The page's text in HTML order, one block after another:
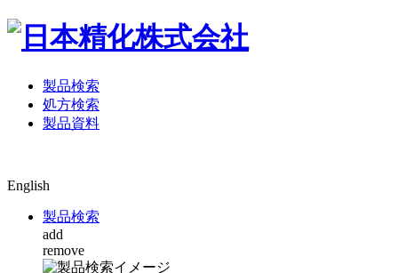
製品検索
処方検索
製品資料
English
製品検索
add
remove